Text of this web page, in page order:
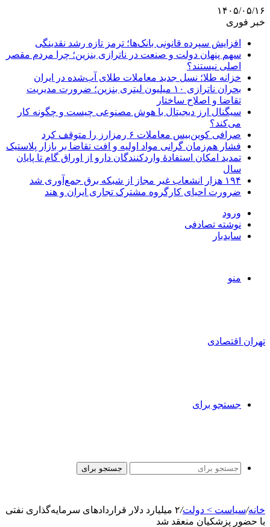
۱۴۰۵/۰۵/۱۶
خبر فوری
افزایش سپرده قانونی بانک‌ها؛ ترمز تازه رشد نقدینگی
سهم پنهان دولت و صنعت در ناترازی بنزین؛ چرا مردم مقصر
اصلی نیستند؟
خزانه طلا؛ نسل جدید معاملات طلای آب‌شده در ایران
بحران ناترازی ۱۰ میلیون لیتری بنزین؛ ضرورت مدیریت
تقاضا و اصلاح ساختار
سیگنال ارز دیجیتال با هوش مصنوعی چیست و چگونه کار
می‌کند؟
صرافی کوین‌بیس معاملات ۶ رمزارز را متوقف کرد
فشار هم‌زمان گرانی مواد اولیه و افت تقاضا بر بازار پلاستیک
تمدید امکان استفادۀ واردکنندگان دارو از اوراق گام تا پایان
سال
۱۹۴ هزار انشعاب غیر مجاز از شبکه برق جمع‌آوری شد
ضرورت احیای کارگروه مشترک تجاری ایران و هند
ورود
نوشته تصادفی
سایدبار
منو
تهران اقتصادی
جستجو برای
جستجو برای
خانه/سیاست > دولت/
۲ میلیارد دلار قراردادهای سرمایه‌گذاری نفتی
با حضور پزشکیان منعقد شد